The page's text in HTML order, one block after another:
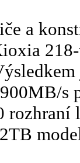
a
s
rozhraní